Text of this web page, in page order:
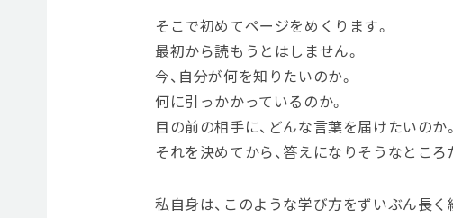
そこで初めてページをめくります。
最初から読もうとはしません。
今、自分が何を知りたいのか。
何に引っかかっているのか。
目の前の相手に、どんな言葉を届けたいのか。
それを決めてから、答えになりそうなところ
私自身は、このような学び方をずいぶん長く